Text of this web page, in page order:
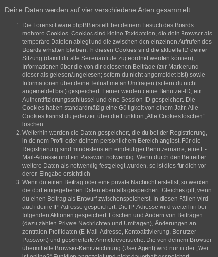
Deine Daten werden auf vier verschiedene Arten gesammelt:
Die Forensoftware phpBB erstellt bei deinem Besuch des Boards
mehrere Cookies. Cookies sind kleine Textdateien, die dein Browser als
temporäre Dateien ablegt und die zwischen den einzelnen Aufrufen des
Boards erhalten bleiben. In diesen Cookies sind die aktuelle ID deiner
Sitzung (damit dir alle Seitenaufrufe zugeordnet werden können),
Informationen über die von dir gelesenen Beiträge (zur Markierung
dieser als gelesen/ungelesen; sofern du nicht angemeldet bist) sowie
Informationen über deine Teilnahme an Umfragen (sofern du nicht
angemeldet bist) gespeichert. Ferner werden deine Benutzer-ID, ein
Authentifizierungsschlüssel und eine Session-ID gespeichert. Die
Cookies haben standardmäßig eine Gültigkeit von einem Jahr. Alle
Cookies kannst du jederzeit über die Funktion „Alle Cookies löschen“
löschen.
Weiterhin werden die Daten gespeichert, die du bei der Registrierung,
in deinem Profil oder deinem persönlichem Bereich angibst. Für die
Registrierung sind mindestens ein eindeutiger Benutzername, eine E-
Mail-Adresse und ein Passwort notwendig. Wenn durch den Betreiber
weitere Daten als notwendig festgelegt wurden, so ist dies für dich vor
deren Eingabe ersichtlich.
Wenn du einen Beitrag oder eine private Nachricht erstellst, so werden
die dort eingegebenen Daten ebenfalls gespeichert. Gleiches gilt, wenn
du einen Beitrag als Entwurf zwischenspeicherst. In diesen Fällen wird
auch deine IP-Adresse gespeichert. Die IP-Adresse wird weiterhin bei
folgenden Aktionen gespeichert: Löschen und Ändern von Beiträgen
(dazu zählen Private Nachrichten und Umfragen), Änderungen an
zentralen Profildaten (E-Mail-Adresse, Kontoaktivierung, Benutzer-
Passwort) und gescheiterte Anmeldeversuche. Die von deinem Browser
übermittelte Browser-Kennzeichnung (User Agent) wird nur in der „Wer